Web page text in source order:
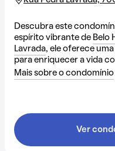
Descubra este
espírito vibrante de Belo
Lavrada, ele oferece
para enriquecer a vida
Mais sobre o condomínio
Ver